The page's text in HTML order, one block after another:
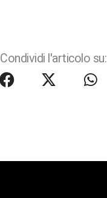
Condividi l'articolo su: